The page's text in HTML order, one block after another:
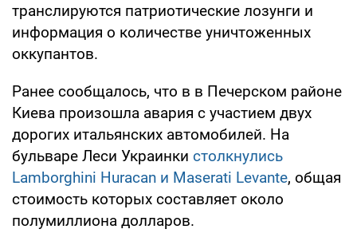
транслируются патриотические лозунги и
информация о количестве уничтоженных
оккупантов.
Ранее сообщалось, что в в Печерском районе
Киева произошла авария с участием двух
дорогих итальянских автомобилей. На
бульваре Леси Украинки столкнулись
Lamborghini Huracan и Maserati Levante, общая
стоимость которых составляет около
полумиллиона долларов.